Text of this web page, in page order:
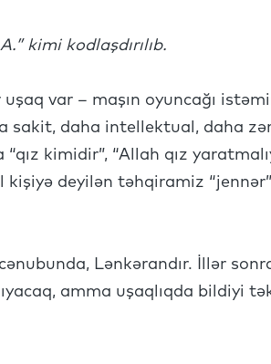
kimi kodlaşdırılıb.
var – maşın oyuncağı
sakit, daha intellektual, daha
kimidir”, “Allah qız
kişiyə deyilən təhqiramiz
Lənkərandır. İllər
amma uşaqlıqda bildiyi